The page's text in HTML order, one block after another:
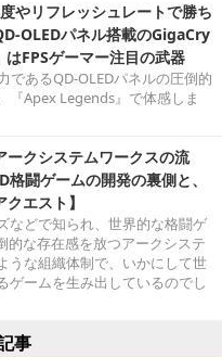
やリフレッシュレートで勝ち
OLEDパネル搭載のGigaCry
FPSゲーマー注目の武器
であるQD-OLEDパネルの圧倒的
『Apex Legends』で体感しま
ークシステムワークスの流
闘ゲームの開発の裏側と、
エスト】
などで知られ、世界的な格闘ゲ
的な存在感を放つアークシステ
うな組織体制で、いかにして世
ゲームを生み出しているのでし
事